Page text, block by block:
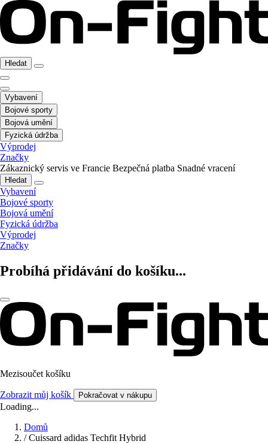
Hledat
Vybavení
Bojové sporty
Bojová umění
Fyzická údržba
Výprodej
Značky
Zákaznický servis ve Francie Bezpečná platba Snadné vracení
Hledat
Vybavení
Bojové sporty
Bojová umění
Fyzická údržba
Výprodej
Značky
Probíhá přidávání do košíku...
Mezisoučet košíku
Zobrazit můj košík Pokračovat v nákupu
Loading...
Domů
/ Cuissard adidas Techfit Hybrid